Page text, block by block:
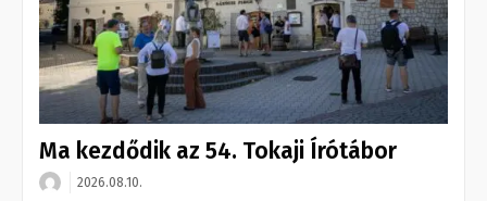
Ma kezdődik az 54. Tokaji Írótábor
2026.08.10.